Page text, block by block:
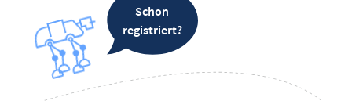
Schon
registriert?